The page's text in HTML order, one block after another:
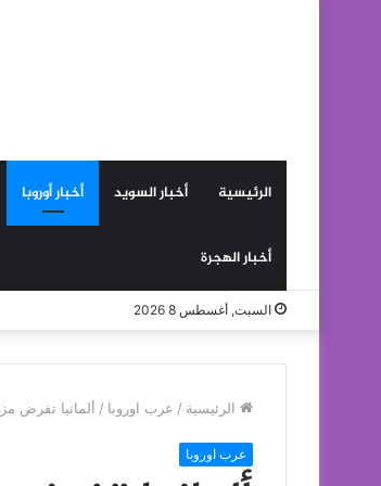
الرئيسية أخبار السويد أخبار أوروبا
أخبار الهجرة
السبت, أغسطس 8 2026
الرئيسية / عرب اوروبا / ألمانيا تفرض
عرب اوروبا